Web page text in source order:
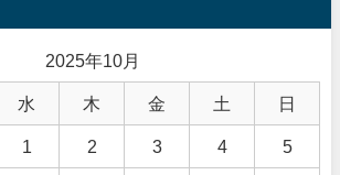
2025年10月
水 木 金 土 日
1 2 3 4 5